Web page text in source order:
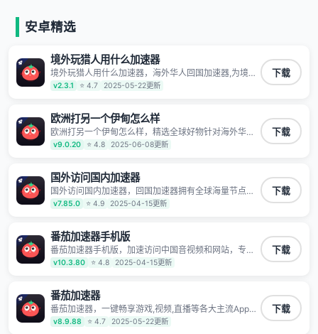
安卓精选
境外玩猎人用什么加速器
境外玩猎人用什么加速器，海外华人回国加速器,为境外
华人解决海外怎么听歌?海外怎么看剧?海外怎么玩游戏
不卡等境外难题,全球回国稳定国内节点,专业、流畅加速
v2.3.1 ⭐ 4.7 2025-05-22更新
下载
欧洲打另一个伊甸怎么样
欧洲打另一个伊甸怎么样，精选全球好物针对海外华
人、留学生和海外出差用户打造的一款高质量专属回国
加速器,只要身处海外即可一键加速畅享国内网络:追剧听
等多场景的应用及网络加速
v9.0.20 ⭐ 4.8 2025-06-08更新
下载
国外访问国内加速器
国外访问国内加速器，回国加速器拥有全球海量节点覆
盖，运营商专线不卡顿超稳定，专为海外华人和留学生
打造，帮助海外华人免除地域限制，随时高速稳定低延
v7.85.0 ⭐ 4.9 2025-04-15更新
下载
番茄加速器手机版
番茄加速器手机版，加速访问中国音视频和网站，专业
回国加速器，帮你加速访问优酷、bilibili、腾讯视频、爱
奇艺等，加速国服游戏，例如原神、阴阳师、和平精
明日方舟、战双帕弥什、sky光·遇、另一个伊甸园等国
内各种服务,回国加速器致力于帮助海外华人和留学生、
港澳台地区用户提供最好的回国游戏和音乐视频加速服
务，可以在海外或港澳台地区流畅加速国服游戏和音视
v10.3.80 ⭐ 4.8 2025-04-15更新
下载
番茄加速器
番茄加速器，一键畅享游戏,视频,直播等各大主流App应
用,视频加载极速不卡顿。人在海外听歌,玩国服游戏 简
单易用。
v8.9.88 ⭐ 4.7 2025-05-22更新
下载